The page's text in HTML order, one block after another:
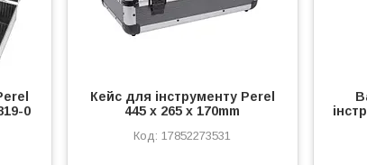
0
Кейс для інструменту Perel
445 x 265 x 170mm
17852273531